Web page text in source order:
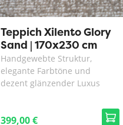
Teppich Xilento Glory
Sand | 170x230 cm
Handgewebte Struktur,
elegante Farbtöne und
dezent glänzender Luxus
399,00 €